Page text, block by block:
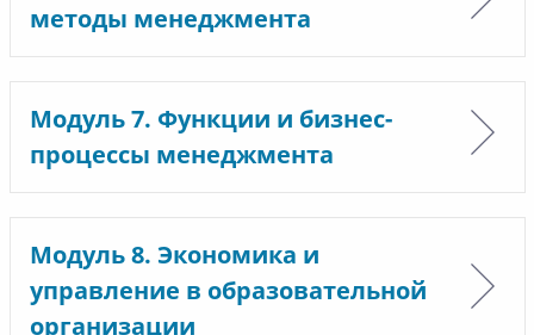
методы менеджмента
Модуль 7. Функции и бизнес-
процессы менеджмента
Модуль 8. Экономика и
управление в образовательной
организации